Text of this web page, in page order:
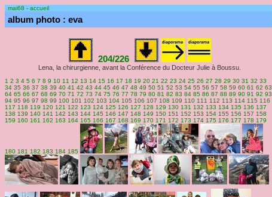
mai68 - accueil
album photo : eva
204/226
Lena, la chirurgienne, avant la Conférence du Docteur Julie à Boussu.
1 2 3 4 5 6 7 8 9 10 11 12 13 14 15 16 17 18 19 20 21 22 23 24 25 26 27 28 29 30 31 32 33
34 35 36 37 38 39 40 41 42 43 44 45 46 47 48 49 50 51 52 53 54 55 56 57 58 59 60 61 62 63
64 65 66 67 68 69 70 71 72 73 74 75 76 77 78 79 80 81 82 83 84 85 86 87 88 89 90 91 92 93
94 95 96 97 98 99 100 101 102 103 104 105 106 107 108 109 110 111 112 113 114 115 116
117 118 119 120 121 122 123 124 125 126 127 128 129 130 131 132 133 134 135 136 137
138 139 140 141 142 143 144 145 146 147 148 149 150 151 152 153 154 155 156 157 158
159 160 161 162 163 164 165 166 167 168 169 170 171 172 173 174 175 176 177 178 179
180 181 182 183 184 185